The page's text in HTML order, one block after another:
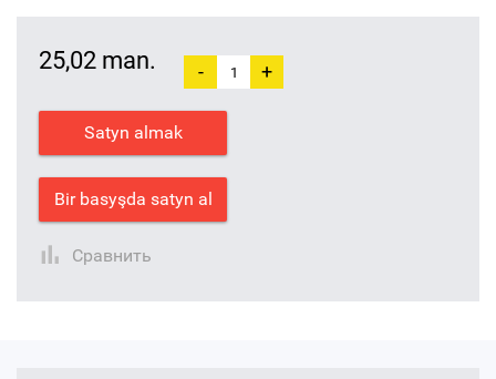
25,02 man. - +
Satyn almak
Bir basyşda satyn al
Сравнить